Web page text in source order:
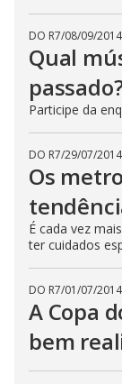
DO R7/08/09/2014
Qual
Participe da
DO R7/29/07/2014
Os
É cada vez
ter cuidados
DO R7/01/07/2014
A Copa
bem